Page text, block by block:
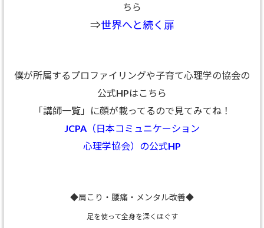
ちら
⇒世界へと続く扉
僕が所属するプロファイリングや子育て心理学の協会の
公式HPはこちら
「講師一覧」に顔が載ってるので見てみてね！
JCPA（日本コミュニケーション
心理学協会）の公式HP
◆肩こり・腰痛・メンタル改善◆
足を使って全身を深くほぐす